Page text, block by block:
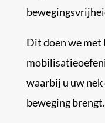
Dit doen we met
waarbij u uw
beweging brengt.